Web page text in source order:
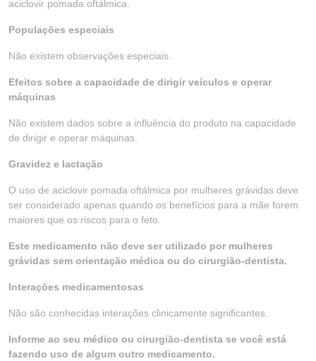
aciclovir pomada oftálmica.
Populações especiais
Não existem observações especiais.
Efeitos sobre a capacidade de dirigir veículos e operar
máquinas
Não existem dados sobre a influência do produto na capacidade
de dirigir e operar máquinas.
Gravidez e lactação
O uso de aciclovir pomada oftálmica por mulheres grávidas deve
ser considerado apenas quando os benefícios para a mãe forem
maiores que os riscos para o feto.
Este medicamento não deve ser utilizado por mulheres
grávidas sem orientação médica ou do cirurgião-dentista.
Interações medicamentosas
Não são conhecidas interações clinicamente significantes.
Informe ao seu médico ou cirurgião-dentista se você está
fazendo uso de algum outro medicamento.